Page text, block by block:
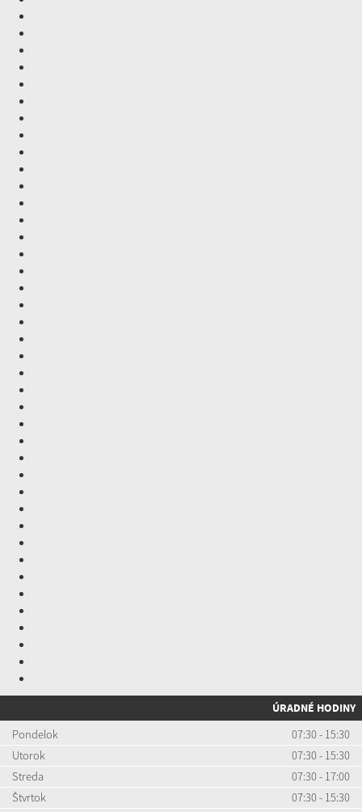
ÚRADNÉ HODINY
Pondelok
07:30 - 15:30
Utorok
07:30 - 15:30
Streda
07:30 - 17:00
Štvrtok
07:30 - 15:30